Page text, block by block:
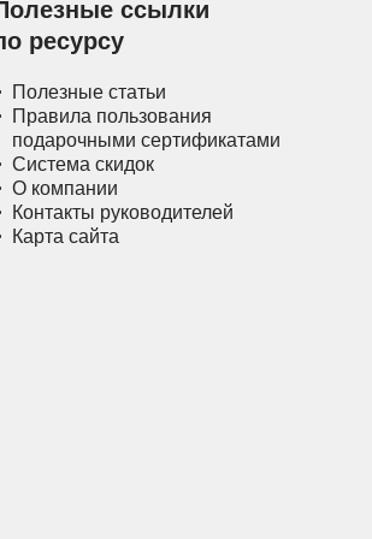
ссылки
ресурсу
Полезные статьи
Правила пользования
подарочными сертификатами
Система скидок
О компании
Контакты руководителей
Карта сайта